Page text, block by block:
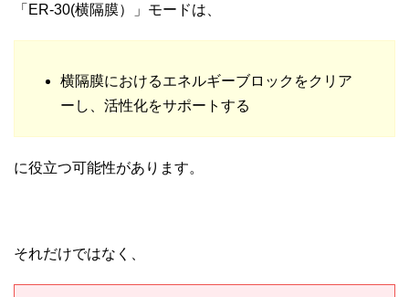
「ER-30(横隔膜）」モードは、
横隔膜におけるエネルギーブロックをクリア
ーし、活性化をサポートする
に役立つ可能性があります。
それだけではなく、